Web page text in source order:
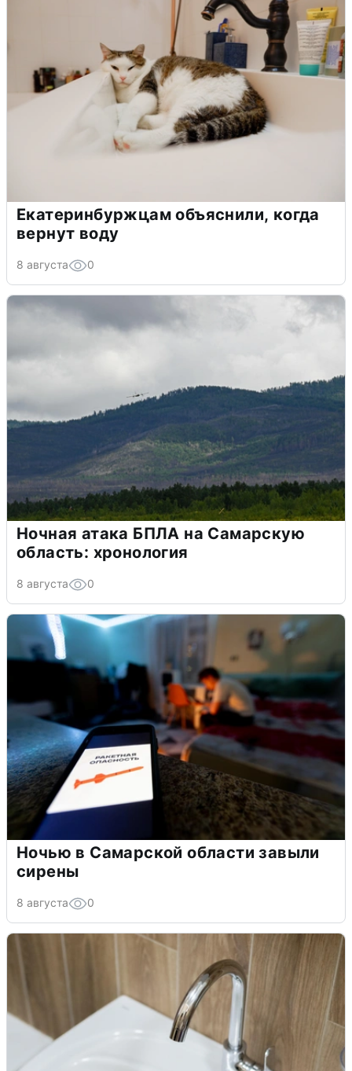
Екатеринбуржцам объяснили, когда
вернут воду
8 августа 0
Ночная атака БПЛА на Самарскую
область: хронология
8 августа 0
Ночью в Самарской области завыли
сирены
8 августа 0